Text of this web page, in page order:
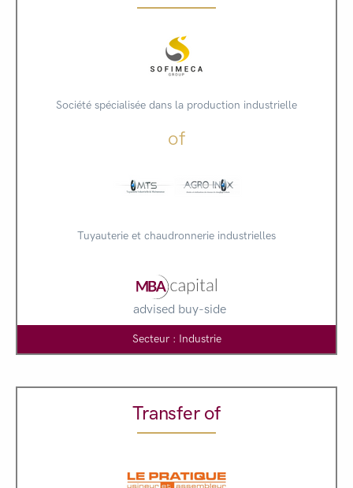
Société spécialisée dans la production industrielle
of
Tuyauterie et chaudronnerie industrielles
advised buy-side
Secteur : Industrie
Transfer of